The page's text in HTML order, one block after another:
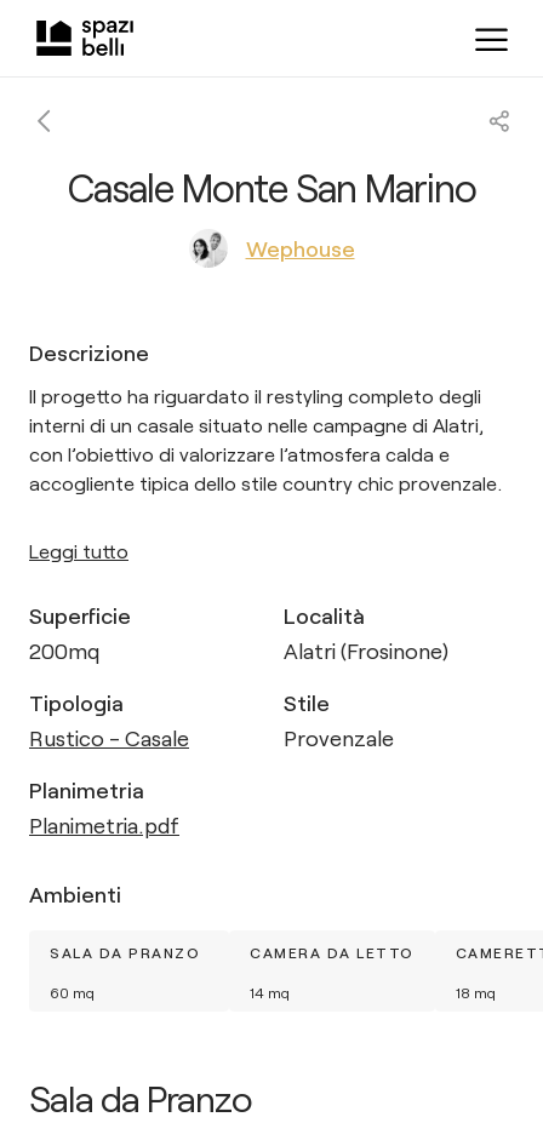
Casale Monte San Marino
Wephouse
Descrizione
Il progetto ha riguardato il restyling completo degli
interni di un casale situato nelle campagne di Alatri,
con l’obiettivo di valorizzare l’atmosfera calda e
accogliente tipica dello stile country chic provenzale.
Leggi tutto
Superficie
200mq
Località
Alatri (Frosinone)
Tipologia
Rustico - Casale
Stile
Provenzale
Planimetria
Planimetria.pdf
Ambienti
SALA DA PRANZO
60 mq
CAMERA DA LETTO
14 mq 18 mq
Sala da Pranzo